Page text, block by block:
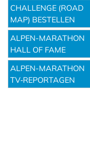
CHALLENGE (ROAD
MAP) BESTELLEN
ALPEN-MARATHON
HALL OF FAME
ALPEN-MARATHON
TV‑REPORTAGEN